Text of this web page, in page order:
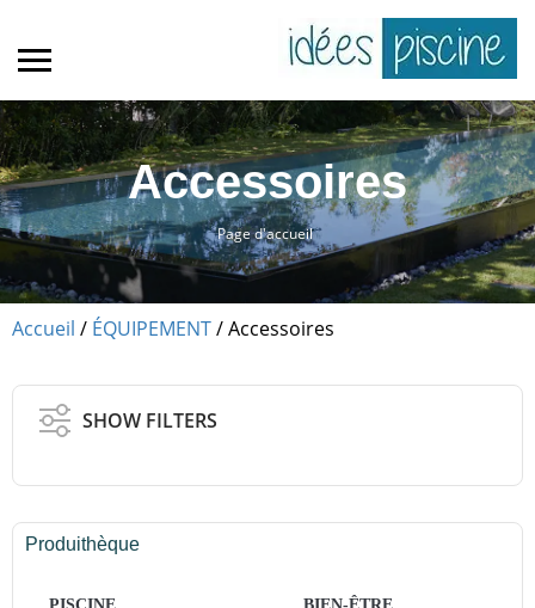
Accessoires
Page d'accueil
Accueil / ÉQUIPEMENT/ Accessoires
SHOW FILTERS
Petits accessoires
Produithèque